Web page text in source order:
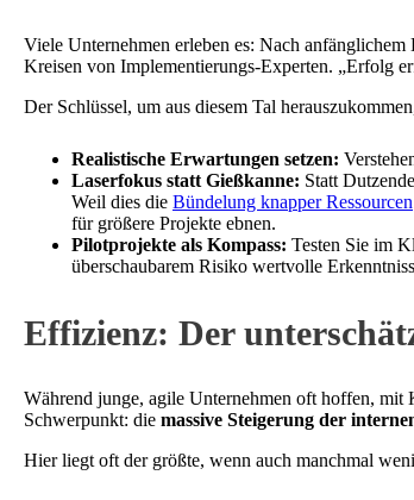
Viele Unternehmen erleben es: Nach
Kreisen von Implementierungs-Experten. „Erfolg
Der Schlüssel, um aus diesem Tal
Realistische Erwartungen setzen:
Laserfokus statt Gießkanne: Statt
Weil dies die Bündelung knapper Ressourcen
für größere Projekte ebnen.
Pilotprojekte als Kompass: Testen Sie im
überschaubarem Risiko wertvolle
Effizienz: Der
Während junge, agile Unternehmen oft hoffen, mit
Schwerpunkt: die massive Steigerung der
Hier liegt oft der größte, wenn auch manchmal